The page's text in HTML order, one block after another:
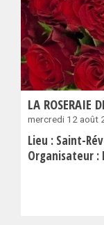
LA ROSERAIE
mercredi 12 août
Lieu : Saint-
Organisateur :